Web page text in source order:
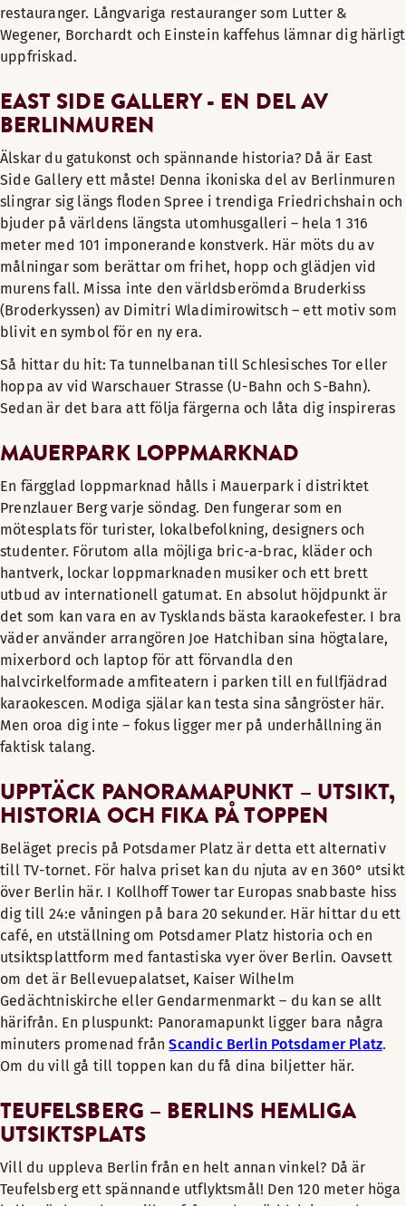
restauranger. Långvariga restauranger som Lutter &
Wegener, Borchardt och Einstein kaffehus lämnar dig härligt
uppfriskad.
EAST SIDE GALLERY - EN DEL AV
BERLINMUREN
Älskar du gatukonst och spännande historia? Då är East
Side Gallery ett måste! Denna ikoniska del av Berlinmuren
slingrar sig längs floden Spree i trendiga Friedrichshain och
bjuder på världens längsta utomhusgalleri – hela 1 316
meter med 101 imponerande konstverk. Här möts du av
målningar som berättar om frihet, hopp och glädjen vid
murens fall. Missa inte den världsberömda Bruderkiss
(Broderkyssen) av Dimitri Wladimirowitsch – ett motiv som
blivit en symbol för en ny era.
Så hittar du hit: Ta tunnelbanan till Schlesisches Tor eller
hoppa av vid Warschauer Strasse (U-Bahn och S-Bahn).
Sedan är det bara att följa färgerna och låta dig inspireras
MAUERPARK LOPPMARKNAD
En färgglad loppmarknad hålls i Mauerpark i distriktet
Prenzlauer Berg varje söndag. Den fungerar som en
mötesplats för turister, lokalbefolkning, designers och
studenter. Förutom alla möjliga bric-a-brac, kläder och
hantverk, lockar loppmarknaden musiker och ett brett
utbud av internationell gatumat. En absolut höjdpunkt är
det som kan vara en av Tysklands bästa karaokefester. I bra
väder använder arrangören Joe Hatchiban sina högtalare,
mixerbord och laptop för att förvandla den
halvcirkelformade amfiteatern i parken till en fullfjädrad
karaokescen. Modiga själar kan testa sina sångröster här.
Men oroa dig inte – fokus ligger mer på underhållning än
faktisk talang.
UPPTÄCK PANORAMAPUNKT – UTSIKT,
HISTORIA OCH FIKA PÅ TOPPEN
Beläget precis på Potsdamer Platz är detta ett alternativ
till TV-tornet. För halva priset kan du njuta av en 360° utsikt
över Berlin här. I Kollhoff Tower tar Europas snabbaste hiss
dig till 24:e våningen på bara 20 sekunder. Här hittar du ett
café, en utställning om Potsdamer Platz historia och en
utsiktsplattform med fantastiska vyer över Berlin. Oavsett
om det är Bellevuepalatset, Kaiser Wilhelm
Gedächtniskirche eller Gendarmenmarkt – du kan se allt
härifrån. En pluspunkt: Panoramapunkt ligger bara några
minuters promenad frånScandic Berlin Potsdamer Platz.
Om du vill gå till toppen kan du få dina biljetter här.
TEUFELSBERG – BERLINS HEMLIGA
UTSIKTSPLATS
Vill du uppleva Berlin från en helt annan vinkel? Då är
Teufelsberg ett spännande utflyktsmål! Den 120 meter höga